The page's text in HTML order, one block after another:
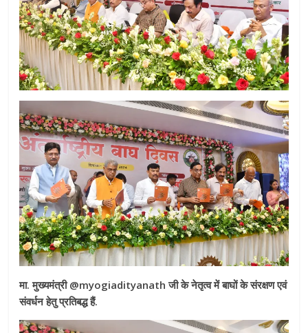
मा. मुख्यमंत्री @myogiadityanath जी के नेतृत्व में बाघों के संरक्षण एवं
संवर्धन हेतु प्रतिबद्ध हैं.